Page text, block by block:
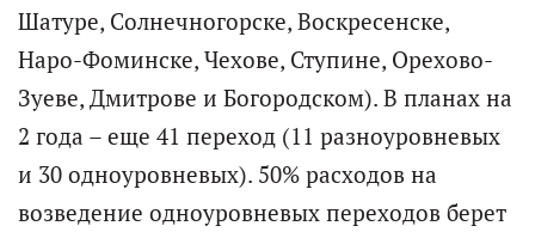
Шатуре, Солнечногорске, Воскресенске,
Наро-Фоминске, Чехове, Ступине, Орехово-
Зуеве, Дмитрове и Богородском). В планах на
2 года – еще 41 переход (11 разноуровневых
и 30 одноуровневых). 50% расходов на
возведение одноуровневых переходов берет